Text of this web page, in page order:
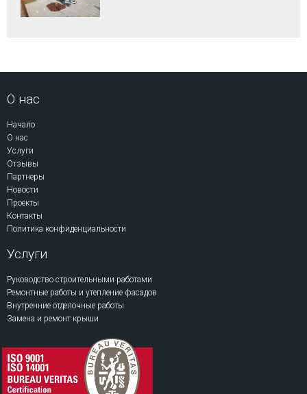
О нас
Начало
О нас
Услуги
Отзывы
Партнеры
Новости
Проекты
Контакты
Политика конфиденциальности
Услуги
Руководство строительными работами
Ремонтные работы и утепление фасадов
Внутренние отделочные работы
Замена и ремонт крыши